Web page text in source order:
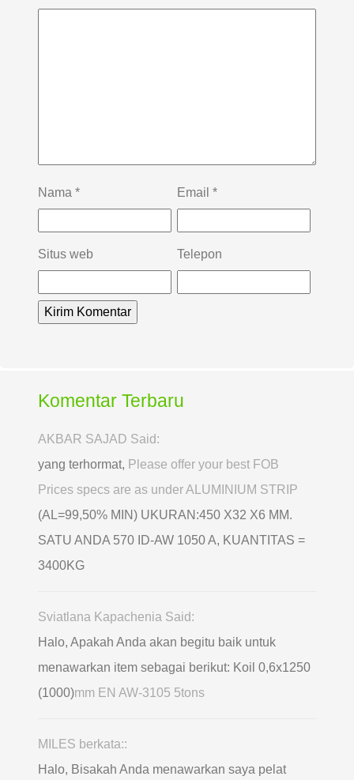
Nama * Email *
Situs web Telepon
Komentar Terbaru
AKBAR SAJAD Said:
yang terhormat, Please offer your best FOB
Prices specs are as under ALUMINIUM STRIP
(AL=99,50% MIN) UKURAN:450 X32 X6 MM.
SATU ANDA 570 ID-AW 1050 A, KUANTITAS =
3400KG
Sviatlana Kapachenia Said:
Halo, Apakah Anda akan begitu baik untuk
menawarkan item sebagai berikut: Koil 0,6х1250
(1000)mm EN AW-3105 5tons
MILES berkata::
Halo, Bisakah Anda menawarkan saya pelat